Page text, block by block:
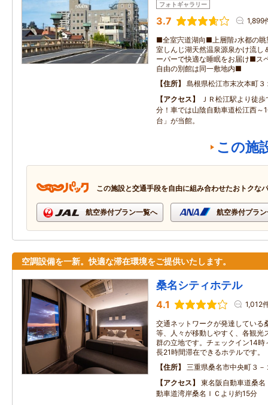
フォトギャラリー
3.7 1,899
■全室宍道湖向■上層階♪水都の
室しんじ湖天然温泉源泉かけ流し
ーパーで快適な睡眠をお届け■ス
自由の別館は同一敷地内■
住所
島根県松江市末次本町３
アクセス
ＪＲ松江駅より徒
分！車では山陰自動車道松江西～
台」が当館。
この施
この施設と交通手段を自由に組み合わせたおトクな
航空券付プラン一覧へ 航空券付プラ
空調設備を一新。快適な滞在環境をご提供いたします。
桑名シティホテル
4.1 1,012
交通ネットワークが発達している
等、人々が移動しやすく、各観光
群の立地です。チェックイン14時
長21時間滞在できるホテルです。
住所
三重県桑名市中央町３－
アクセス
東名阪自動車道桑
動車道湾岸桑名ＩＣより約15分